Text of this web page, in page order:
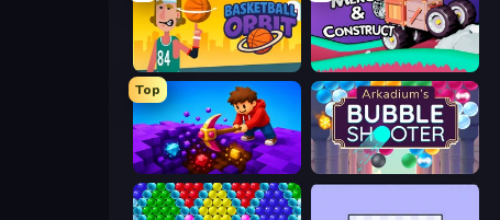
Basketball Orbit Merge & Construct
Top
Obby: Dig Down